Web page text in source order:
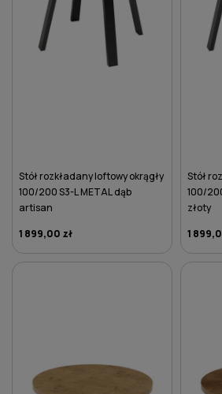
Stół rozkładany loftowy okrągły
100/200 S3-L METAL dąb
artisan
1 899,00 zł
Stół
100/
złoty
1